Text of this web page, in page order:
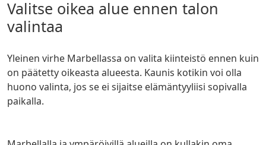
Valitse oikea alue ennen talon
valintaa
Yleinen virhe Marbellassa on valita kiinteistö ennen kuin
on päätetty oikeasta alueesta. Kaunis kotikin voi olla
huono valinta, jos se ei sijaitse elämäntyyliisi sopivalla
paikalla.